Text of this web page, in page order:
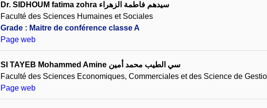
Dr. SIDHOUM fatima zohra سيدهم فاطمة الزهراء
Faculté des Sciences Humaines et Sociales
Grade : Maitre de conférence classe A
Page web
SI TAYEB Mohammed Amine سي الطيب محمد أمين
Faculté des Sciences Economiques, Commerciales et des Science de
Page web